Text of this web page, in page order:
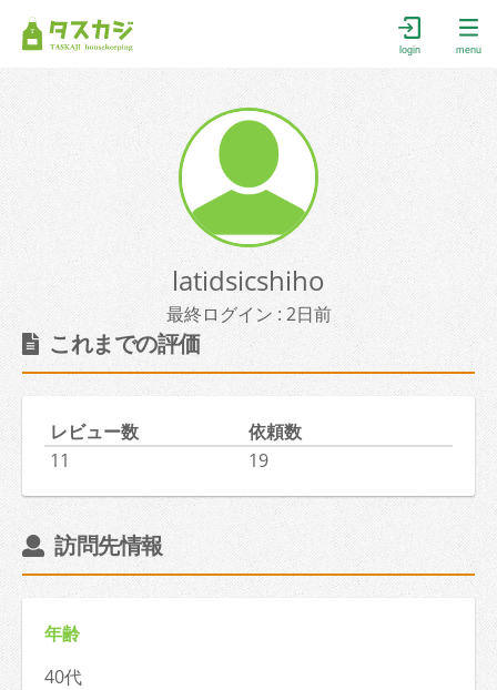
login menu
latidsicshiho
最終ログイン : 2日前
これまでの評価
レビュー数
11
依頼数
19
訪問先情報
年齢
40代